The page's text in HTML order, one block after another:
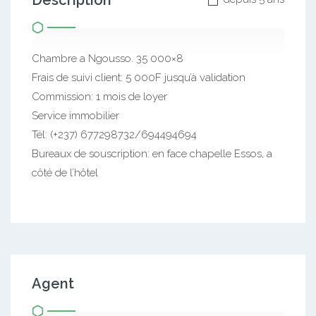
Chambre a Ngousso. 35 000×8
Frais de suivi client: 5 000F jusqu’à validation
Commission: 1 mois de loyer
Service immobilier
Tél: (+237) 677298732/694494694
Bureaux de souscription: en face chapelle Essos, a
côté de l’hôtel
Agent